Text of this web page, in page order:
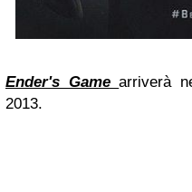
Ender's Gamearriverà
2013.